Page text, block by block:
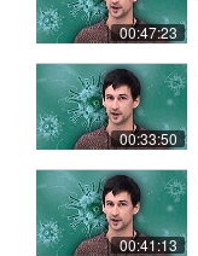
00:47:23
00:33:50
00:41:13